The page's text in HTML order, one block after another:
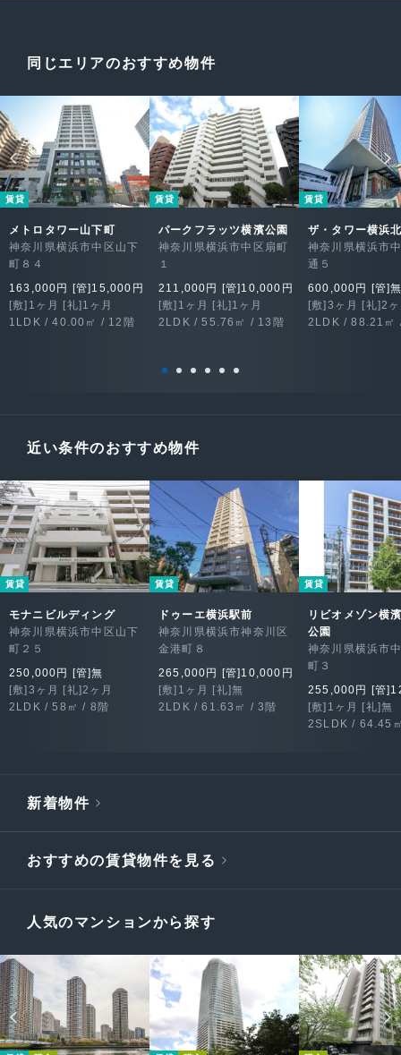
同じエリアのおすすめ物件
賃貸
メトロタワー山下町
神奈川県横浜市中区山下
町８４
163,000円 [管]15,000円
[敷]1ヶ月 [礼]1ヶ月
1LDK / 40.00㎡ / 12階
賃貸
パークフラッツ横濱公園
神奈川県横浜市中区扇町
１
211,000円 [管]10,000円
[敷]1ヶ月 [礼]1ヶ月
2LDK / 55.76㎡ / 13階
賃貸
ザ・タワー横浜
神奈川県横浜市
通５
600,000円 [管]
[敷]3ヶ月 [礼]2
2LDK / 88.21㎡
近い条件のおすすめ物件
賃貸
モナニビルディング
神奈川県横浜市中区山下
町２５
250,000円 [管]無
[敷]3ヶ月 [礼]2ヶ月
2LDK / 58㎡ / 8階
賃貸
ドゥーエ横浜駅前
神奈川県横浜市神奈川区
金港町８
265,000円 [管]10,000円
[敷]1ヶ月 [礼]無
2LDK / 61.63㎡ / 3階
賃貸
リビオメゾン横
公園
神奈川県横浜市
町３
255,000円 [管
[敷]1ヶ月 [礼]無
2SLDK / 64.45
新着物件
おすすめの賃貸物件を見る
人気のマンションから探す